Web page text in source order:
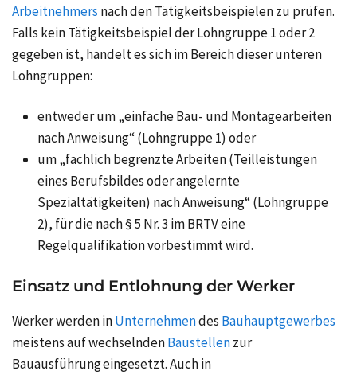
Arbeitnehmers nach den Tätigkeitsbeispielen zu prüfen.
Falls kein Tätigkeitsbeispiel der Lohngruppe 1 oder 2
gegeben ist, handelt es sich im Bereich dieser unteren
Lohngruppen:
entweder um „einfache Bau- und Montagearbeiten
nach Anweisung“ (Lohngruppe 1) oder
um „fachlich begrenzte Arbeiten (Teilleistungen
eines Berufsbildes oder angelernte
Spezialtätigkeiten) nach Anweisung“ (Lohngruppe
2), für die nach § 5 Nr. 3 im BRTV eine
Regelqualifikation vorbestimmt wird.
Einsatz und Entlohnung der Werker
Werker werden inUnternehmendes Bauhauptgewerbes
meistens auf wechselndenBaustellenzur
Bauausführung eingesetzt. Auch in